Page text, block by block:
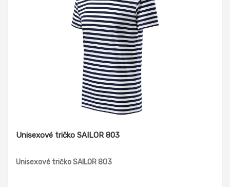
Unisexové tričko SAILOR 803
Unisexové tričko SAILOR 803